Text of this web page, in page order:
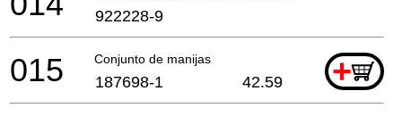
922228-9
Conjunto de manijas +
015 187698-1 42.59